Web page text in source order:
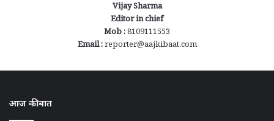
Vijay Sharma
Editor in chief
Mob :8109111553
Email :reporter@aajkibaat.com
आज की बात